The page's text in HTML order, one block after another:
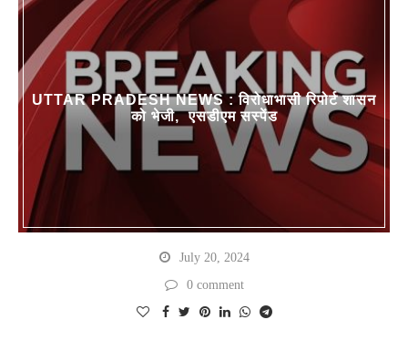
UTTAR PRADESH NEWS : विरोधाभासी रिपोर्ट शासन
को भेजी, एसडीएम सस्पेंड
July 20, 2024
0 comment